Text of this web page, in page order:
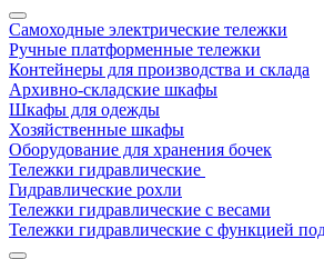
Самоходные электрические тележки
Ручные платформенные тележки
Контейнеры для производства и склада
Архивно-складские шкафы
Шкафы для одежды
Хозяйственные шкафы
Оборудование для хранения бочек
Тележки гидравлические
Гидравлические рохли
Тележки гидравлические с весами
Тележки гидравлические с функцией